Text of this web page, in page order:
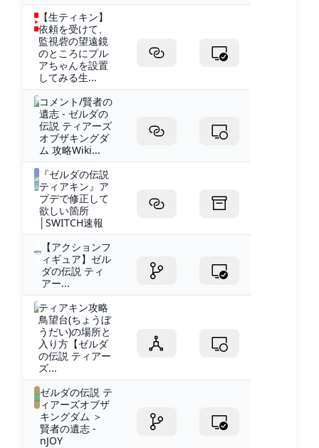
【生ティキン】
依頼を受けて、
監視砦の望遠鏡
のところにプル
アちゃんを設置
してみる生...
コメント/賢者の
遺志 - ゼルダの
伝説 ティアーズ
オブザキングダ
ム 攻略Wiki...
『ゼルダの伝説
ティアキン』ア
プデで修正して
欲しい箇所
│SWITCH速報
【アクションフ
ィギュア】ゼル
ダの伝説 ティ
アー...
ティアキン攻略
鳥望台(ちょうぼ
うだい)の場所と
入り方【ゼルダ
の伝説 ティアー
ズ...
ゼルダの伝説 テ
ィアーズオブザ
キングダム ＞
賢者の遺志 -
nJOY